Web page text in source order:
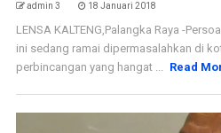
admin 3 18 Januari 2018
LENSA KALTENG,Palangka Raya -
ini sedang ramai dipermasalahkan di
perbincangan yang hangat ... Read